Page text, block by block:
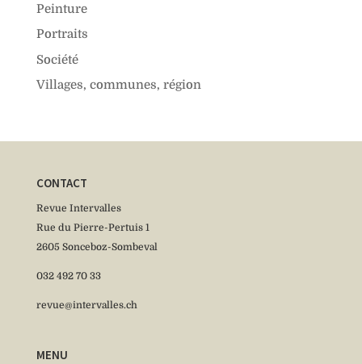
Peinture
Portraits
Société
Villages, communes, région
CONTACT
Revue Intervalles
Rue du Pierre-Pertuis 1
2605 Sonceboz-Sombeval
032 492 70 33
revue@intervalles.ch
MENU